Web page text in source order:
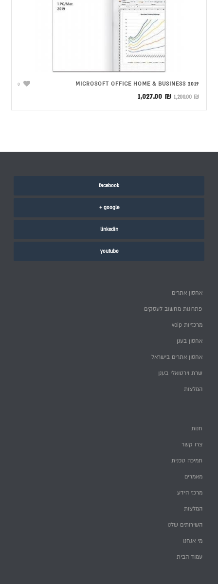
0 MICROSOFT OFFICE HOME & BUSINESS 2019
1,200.00₪
המחיר1,027.00 ₪
המחיר
facebook
google +
linkedin
youtube
אחסון אתרים
פתרונות מחשוב לעסקים
מרכזיות voip
אחסון בענן
אחסון אתרים בישראל
שרת וירטואלי בענן
המלצות
חנות
צרו קשר
תמיכה טכנית
מאמרים
מרכז הידע
המלצות
השירותים שלנו
מי אנחנו
עמוד הבית